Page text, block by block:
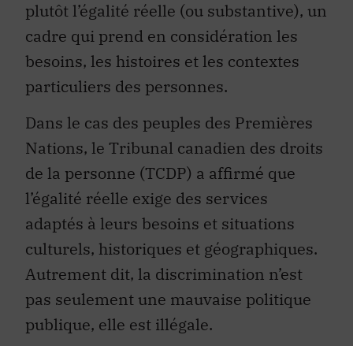
plutôt l’égalité réelle (ou substantive), un
cadre qui prend en considération les
besoins, les histoires et les contextes
particuliers des personnes.
Dans le cas des peuples des Premières
Nations, le Tribunal canadien des droits
de la personne (TCDP) a affirmé que
l’égalité réelle exige des services
adaptés à leurs besoins et situations
culturels, historiques et géographiques.
Autrement dit, la discrimination n’est
pas seulement une mauvaise politique
publique, elle est illégale.